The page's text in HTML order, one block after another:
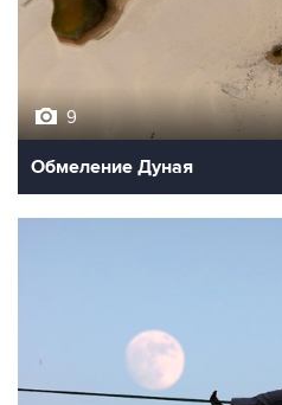
Обмеление Дуная